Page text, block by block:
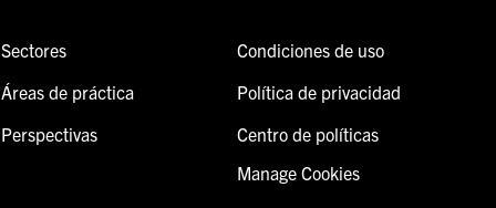
Sectores
Áreas de práctica
Perspectivas
Condiciones de uso
Política de privacidad
Centro de políticas
Manage Cookies